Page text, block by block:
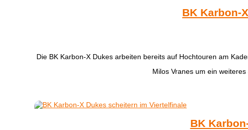
BK Karbon-
Die BK Karbon-X Dukes arbeiten bereits auf Hochtouren am
Milos Vranes um ein
BK